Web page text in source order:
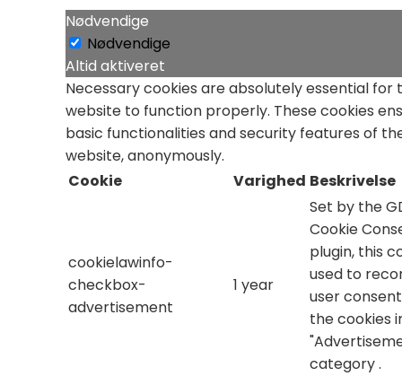
Nødvendige
Nødvendige
Altid aktiveret
Necessary cookies are absolutely essential for
website to function properly. These cookies
basic functionalities and security features of
website, anonymously.
Cookie
Varighed Beskrivelse
cookielawinfo-
checkbox-
advertisement
1 year
Set by the
Cookie
plugin, this
used to
user
the cookies
category .